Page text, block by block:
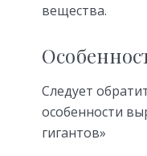
вещества.
Следует
особенности
гигантов»